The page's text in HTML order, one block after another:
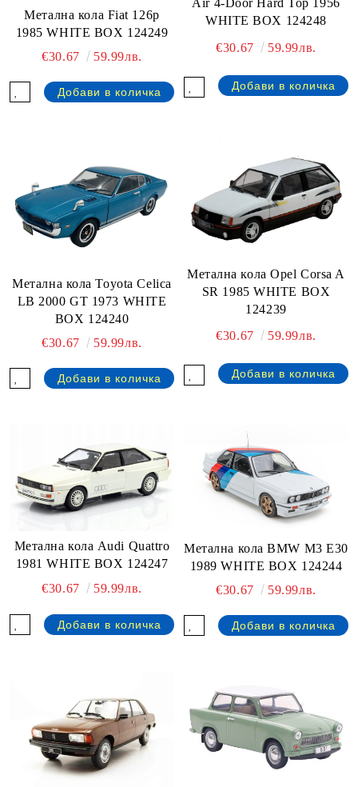
Метална кола Fiat 126p
1985 WHITE BOX 124249
€30.67
59.99лв.
Air 4-Door Hard Top 1956
WHITE BOX 124248
€30.67
59.99лв.
Метална кола Toyota Celica
LB 2000 GT 1973 WHITE
BOX 124240
€30.67
59.99лв.
Метална кола Opel Corsa A
SR 1985 WHITE BOX
124239
€30.67
59.99лв.
Метална кола Audi Quattro
1981 WHITE BOX 124247
€30.67
59.99лв.
Метална кола BMW M3 E30
1989 WHITE BOX 124244
€30.67
59.99лв.